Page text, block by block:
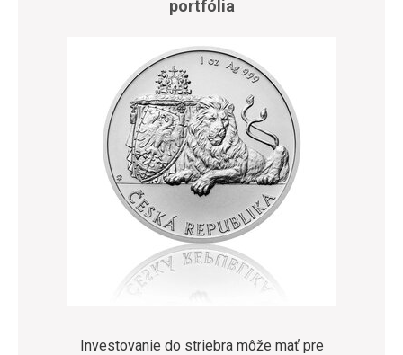
portfólia
Investovanie do striebra môže mať pre